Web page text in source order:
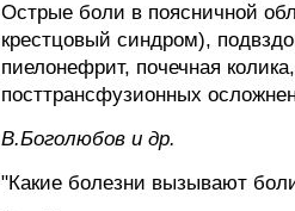
Острые боли в поясничной
крестцовый синдром),
пиелонефрит, почечная
посттрансфузионных
В.Боголюбов и др.
"Какие болезни вызывают